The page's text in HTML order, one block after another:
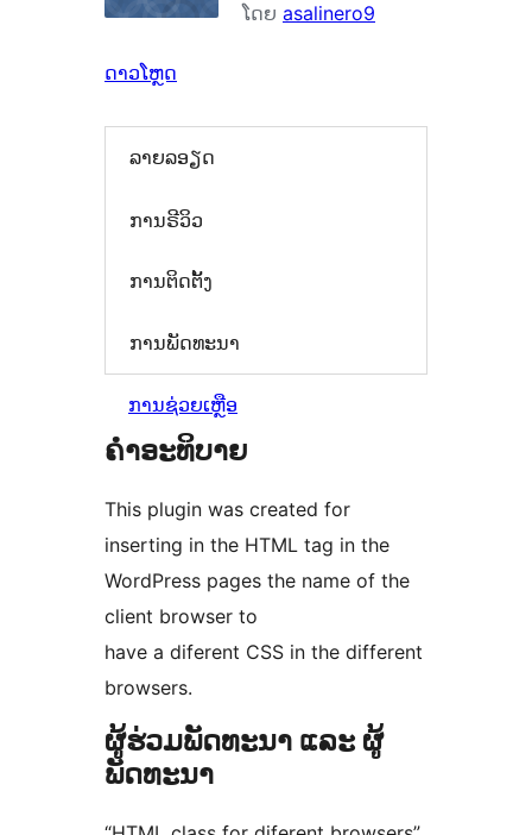
ໂດຍ asalinero9
ດາວໂຫຼດ
ລາຍລອຽດ
ການຣີວິວ
ການຕິດຕັ້ງ
ການພັດທະນາ
ການຊ່ວຍເຫຼືອ
ຄຳອະທິບາຍ
This plugin was created for
inserting in the HTML tag in the
WordPress pages the name of the
client browser to
have a diferent CSS in the different
browsers.
ຜູ້ຮ່ວມພັດທະນາ ແລະ ຜູ້
ພັດທະນາ